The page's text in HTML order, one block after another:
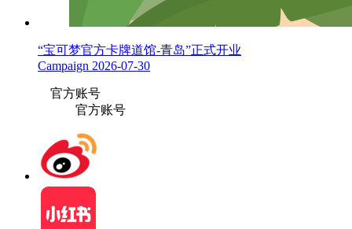
“宝可梦官方卡牌道馆-青岛”正式开业
Campaign 2026-07-30
官方账号
官方账号